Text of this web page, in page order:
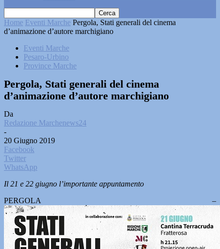
Home Eventi Marche Pergola, Stati generali del cinema
d’animazione d’autore marchigiano
Eventi Marche
Pesaro-Urbino
Province Marche
Pergola, Stati generali del cinema
d’animazione d’autore marchigiano
Da
Redazione Marchenews24
-
20 Giugno 2019
Facebook
Twitter
WhatsApp
Il 21 e 22 giugno l’importante appuntamento
PERGOLA –